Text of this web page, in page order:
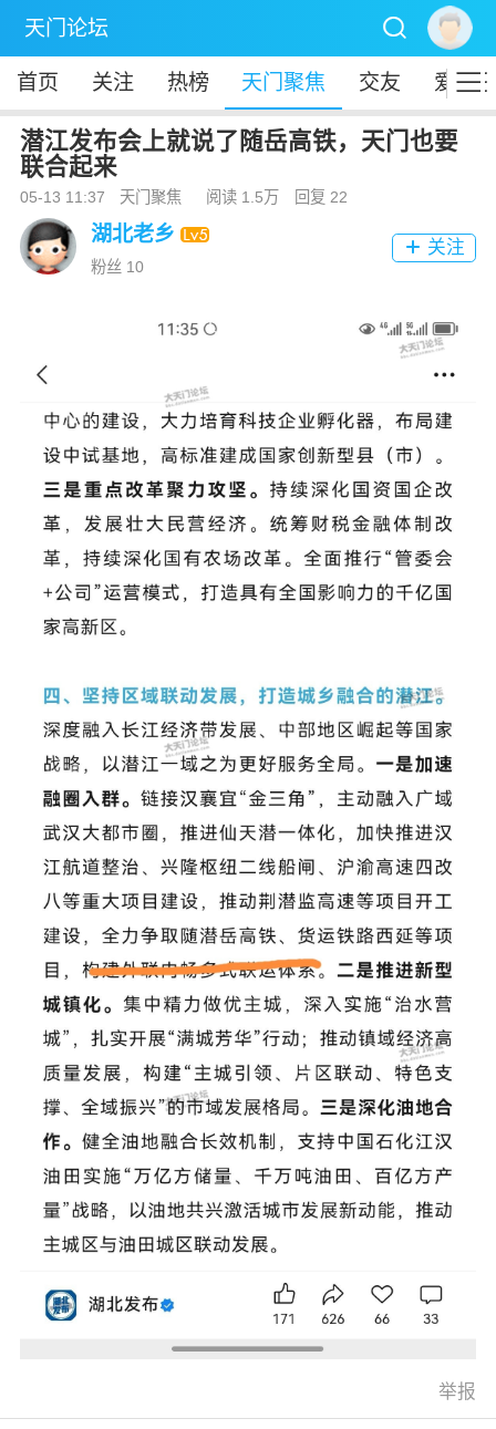
天门论坛 
首页 关注 热榜 天门聚焦 交友 爱秀

潜江发布会上就说了随岳高铁，天门也要
联合起来
05-13 11:37 天门聚焦 阅读 1.5万 回复 22
湖北老乡
粉丝 10
 关注
举报